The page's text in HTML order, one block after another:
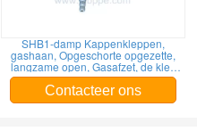
SHB1-damp Kappenkleppen,
gashaan, Opgeschorte opgezette,
langzame open, Gasafzet, de klep
van dampkappen
Contacteer ons